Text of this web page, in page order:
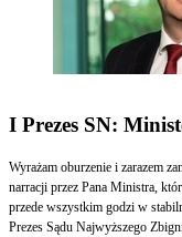
I Prezes SN:
Wyrażam oburzenie i zarazem
narracji przez Pana Ministra,
przede wszystkim godzi w
Prezes Sądu Najwyższego